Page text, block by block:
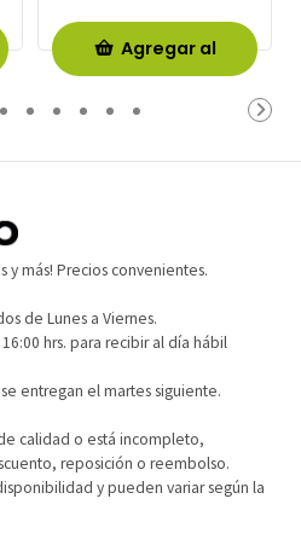
Agregar al
Carro
y más! Precios convenientes.
de Lunes a Viernes.
hrs. para recibir al día hábil
entregan el martes siguiente.
calidad o está incompleto,
reposición o reembolso.
y pueden variar según la